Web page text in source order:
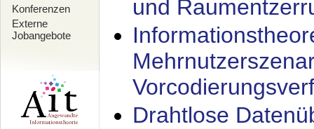
Konferenzen
Externe
Jobangebote
und
Drahtlose